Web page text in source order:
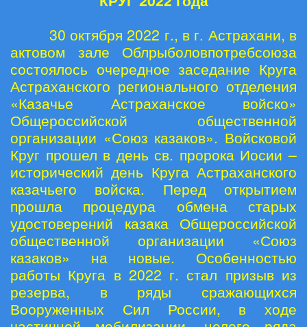
30 октября 2022 г., в г. Астрахани, в
актовом зале Облрыболовпотребсоюза
состоялось очередное заседание Круга
Астраханского регионального отделения
«Казачье Астраханское войско»
Общероссийской общественной
организации «Союз казаков». Войсковой
Круг прошел в день св. пророка Иосии –
исторический день Круга Астраханского
казачьего войска. Перед открытием
прошла процедура обмена старых
удостоверений казака Общероссийской
общественной организации «Союз
казаков» на новые. Особенностью
работы Круга в 2022 г. стал призыв из
резерва, в ряды сражающихся
Вооруженных Сил России, в ходе